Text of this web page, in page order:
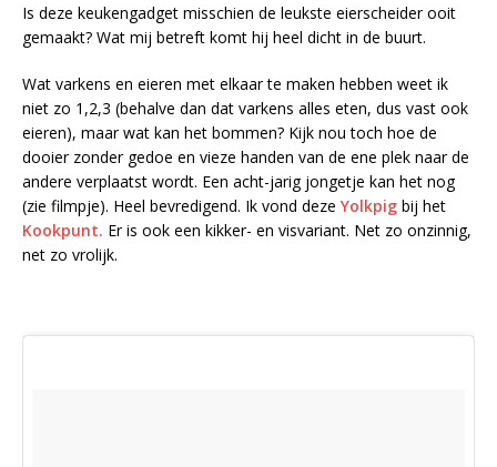
Is deze keukengadget misschien de leukste eierscheider ooit
gemaakt? Wat mij betreft komt hij heel dicht in de buurt.
Wat varkens en eieren met elkaar te maken hebben weet ik
niet zo 1,2,3 (behalve dan dat varkens alles eten, dus vast ook
eieren), maar wat kan het bommen? Kijk nou toch hoe de
dooier zonder gedoe en vieze handen van de ene plek naar de
andere verplaatst wordt. Een acht-jarig jongetje kan het nog
(zie filmpje). Heel bevredigend. Ik vond deze Yolkpig bij het
Kookpunt. Er is ook een kikker- en visvariant. Net zo onzinnig,
net zo vrolijk.